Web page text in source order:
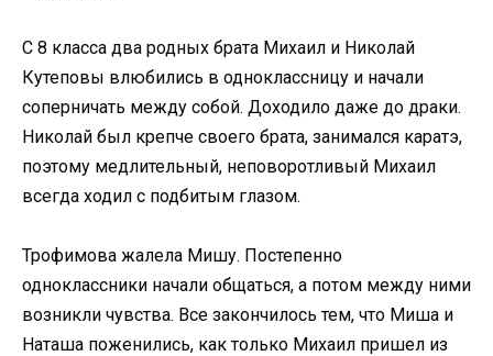
С 8 класса два родных брата Михаил и Николай
Кутеповы влюбились в одноклассницу и начали
соперничать между собой. Доходило даже до драки.
Николай был крепче своего брата, занимался каратэ,
поэтому медлительный, неповоротливый Михаил
всегда ходил с подбитым глазом.
Трофимова жалела Мишу. Постепенно
одноклассники начали общаться, а потом между ними
возникли чувства. Все закончилось тем, что Миша и
Наташа поженились, как только Михаил пришел из